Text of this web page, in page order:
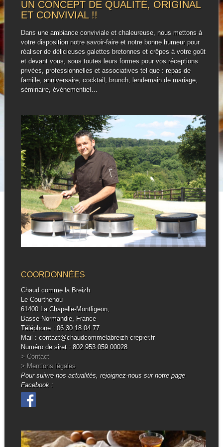
UN CONCEPT DE QUALITÉ, ORIGINAL
ET CONVIVIAL !!
Dans une ambiance conviviale et chaleureuse, nous mettons à
votre disposition notre savoir-faire et notre bonne humeur pour
réaliser de délicieuses galettes bretonnes et crêpes à votre goût
et devant vous, sous toutes leurs formes pour vos réceptions
privées, professionnelles et associatives tel que : repas de
famille, anniversaire, cocktail, brunch, lendemain de mariage,
séminaire, évènementiel…
COORDONNÉES
Chaud comme la Breizh
Le Courthenou
61400 La Chapelle-Montligeon,
Basse-Normandie, France
Téléphone : 06 30 18 04 77
Mail : contact@chaudcommelabreizh-crepier.fr
Numéro de siret : 802 953 059 00028
> Contact
> Mentions légales
Pour suivre nos actualités, rejoignez-nous sur notre page
Facebook :